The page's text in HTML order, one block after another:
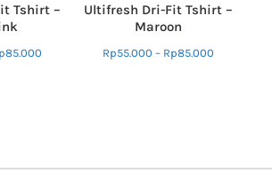
Tshirt –
85.000
Ultifresh Dri-Fit Tshirt –
Maroon
Rp55.000 – Rp85.000